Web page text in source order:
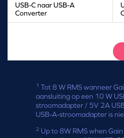
USB-C naar USB-A
Converter
1 Tot 8 W RMS wanneer
aansluiting op een 10 W
stroomadapter / 5V 2A
USB-A-stroomadapter is
2 Up to 8W RMS when